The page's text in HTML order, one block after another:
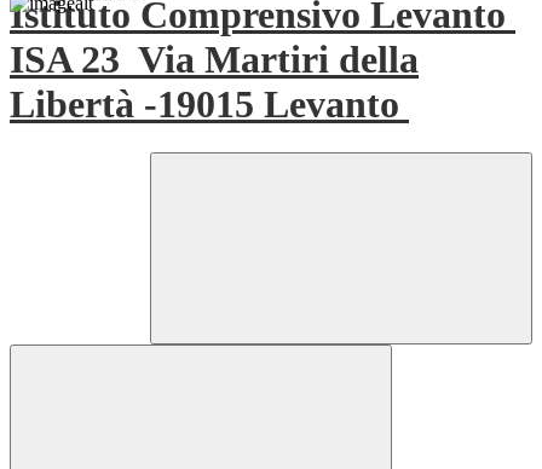
Istituto Comprensivo Levanto
ISA 23 Via Martiri della
Libertà -19015 Levanto